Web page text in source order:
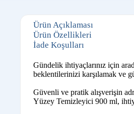
Ürün Açıklaması
Ürün Özellikleri
İade Koşulları
Gündelik ihtiyaçlarınız için
beklentilerinizi karşılamak ve
Güvenli ve pratik alışverişin
Yüzey Temizleyici 900 ml,